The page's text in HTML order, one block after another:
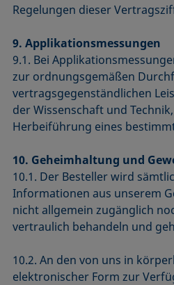
Regelungen dieser
9. Applikationsmessungen
9.1. Bei
zur ordnungsgemäßen
vertragsgegenständlichen
der Wissenschaft und
Herbeiführung eines
10. Geheimhaltung und
10.1. Der Besteller wird
Informationen aus unserem
nicht allgemein zugänglich
vertraulich behandeln und
10.2. An den von uns in
elektronischer Form zur